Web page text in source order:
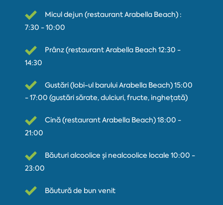
Micul dejun (restaurant Arabella Beach) :
7:30 - 10:00
Prânz (restaurant Arabella Beach 12:30 -
14:30
Gustări (lobi-ul barului Arabella Beach) 15:00
- 17:00 (gustări sărate, dulciuri, fructe, inghețată)
Cină (restaurant Arabella Beach) 18:00 -
21:00
Băuturi alcoolice și nealcoolice locale 10:00 -
23:00
Băutură de bun venit